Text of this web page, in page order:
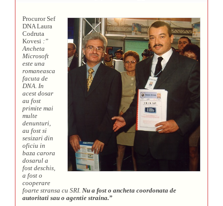
Procuror Sef
DNA Laura
Codruta
Kovesi :”
Ancheta
Microsoft
este una
romaneasca
facuta de
DNA. In
acest dosar
au fost
primite mai
multe
denunturi,
au fost si
sesizari din
oficiu in
baza carora
dosarul a
fost deschis,
a fost o
cooperare
foarte stransa cu SRI.Nu a fost o ancheta coordonata de
autoritati sau o agentie straina.”